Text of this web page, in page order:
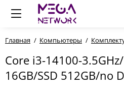
Главная Компьютеры
Core i3-14100-
16GB/SSD 512GB/no